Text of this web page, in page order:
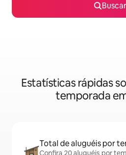
Buscar
Estatísticas rápidas
temporada
Total de aluguéis por
Confira 20 aluguéis por